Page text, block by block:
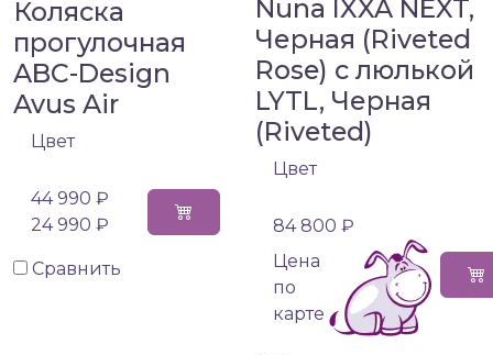
Коляска
прогулочная
ABC-Design
Avus Air
Цвет
44 990 ₽
24 990 ₽
Сравнить
Nuna IXXA NEXT,
Черная (Riveted
Rose) с люлькой
LYTL, Черная
(Riveted)
Цвет
84 800 ₽
Цена
по
карте